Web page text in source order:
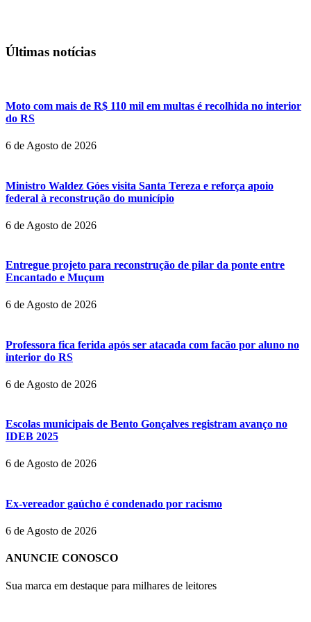
Últimas notícias
Moto com mais de R$ 110 mil em multas é recolhida no interior
do RS
6 de Agosto de 2026
Ministro Waldez Góes visita Santa Tereza e reforça apoio
federal à reconstrução do município
6 de Agosto de 2026
Entregue projeto para reconstrução de pilar da ponte entre
Encantado e Muçum
6 de Agosto de 2026
Professora fica ferida após ser atacada com facão por aluno no
interior do RS
6 de Agosto de 2026
Escolas municipais de Bento Gonçalves registram avanço no
IDEB 2025
6 de Agosto de 2026
Ex-vereador gaúcho é condenado por racismo
6 de Agosto de 2026
ANUNCIE CONOSCO
Sua marca em destaque para milhares de leitores